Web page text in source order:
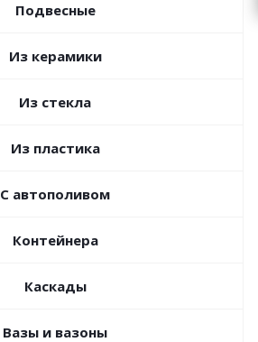
Подвесные
Из керамики
Из стекла
Из пластика
С автополивом
Контейнера
Каскады
Вазы и вазоны